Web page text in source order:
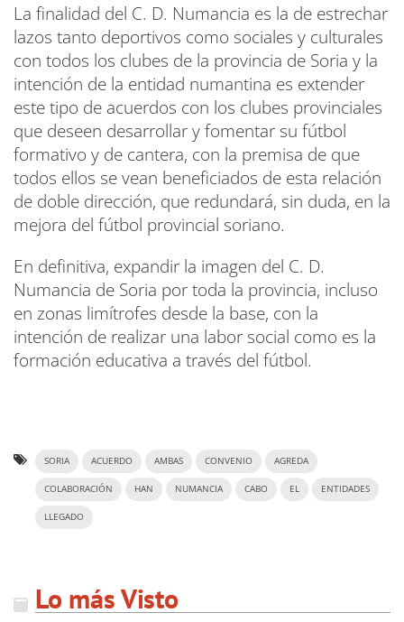
La finalidad del C. D. Numancia es la de estrechar
lazos tanto deportivos como sociales y culturales
con todos los clubes de la provincia de Soria y la
intención de la entidad numantina es extender
este tipo de acuerdos con los clubes provinciales
que deseen desarrollar y fomentar su fútbol
formativo y de cantera, con la premisa de que
todos ellos se vean beneficiados de esta relación
de doble dirección, que redundará, sin duda, en la
mejora del fútbol provincial soriano.
En definitiva, expandir la imagen del C. D.
Numancia de Soria por toda la provincia, incluso
en zonas limítrofes desde la base, con la
intención de realizar una labor social como es la
formación educativa a través del fútbol.
SORIA ACUERDO AMBAS CONVENIO AGREDA
COLABORACIÓN HAN NUMANCIA CABO EL ENTIDADES
LLEGADO
Lo más Visto